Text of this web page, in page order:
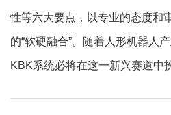
性等六大要点，以专业的态度和
的“软硬融合”。随着人形机器人
KBK系统必将在这一新兴赛道中